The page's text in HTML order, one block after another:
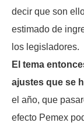
decir que son
estimado de
los legisladores.
El tema
ajustes que se
el año, que
efecto Pemex